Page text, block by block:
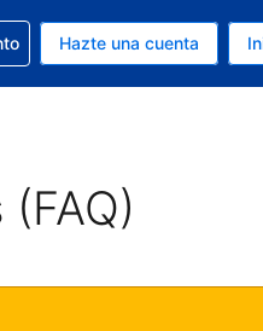
de EEUU
idioma actual es Español
reservaHazte una cuenta